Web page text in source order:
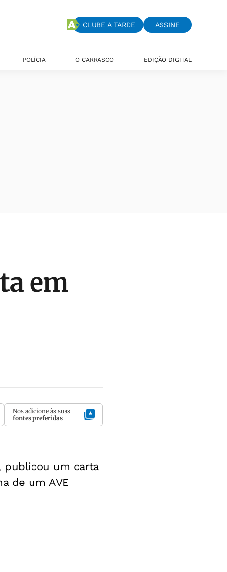
CLUBE A TARDE ASSINE
POLÍCIA O CARRASCO EDIÇÃO DIGITAL
em
Nos adicione às suas
fontes preferidas
publicou um carta
de um AVE